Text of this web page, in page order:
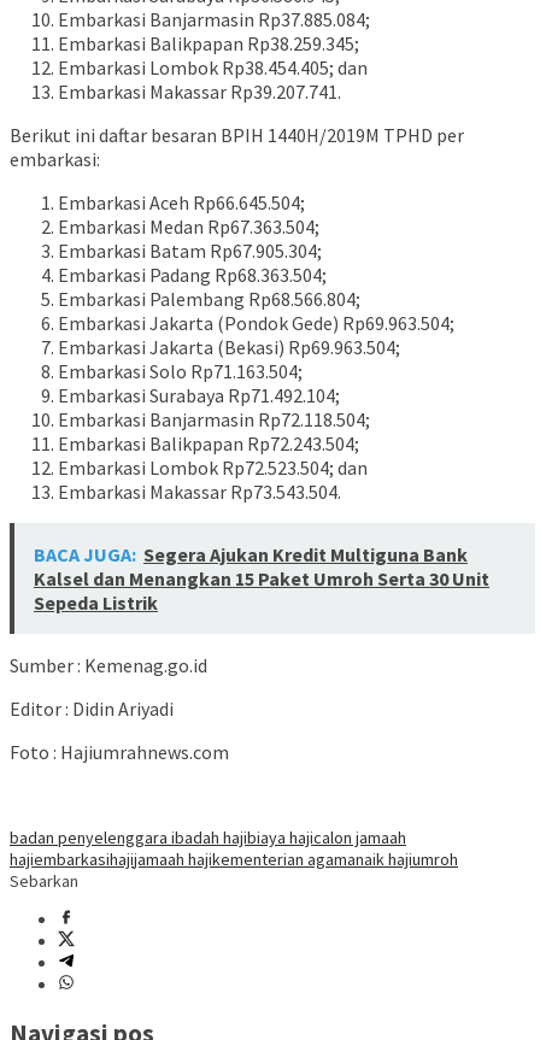
Embarkasi Banjarmasin Rp37.885.084;
Embarkasi Balikpapan Rp38.259.345;
Embarkasi Lombok Rp38.454.405; dan
Embarkasi Makassar Rp39.207.741.
Berikut ini daftar besaran BPIH 1440H/2019M TPHD per
embarkasi:
Embarkasi Aceh Rp66.645.504;
Embarkasi Medan Rp67.363.504;
Embarkasi Batam Rp67.905.304;
Embarkasi Padang Rp68.363.504;
Embarkasi Palembang Rp68.566.804;
Embarkasi Jakarta (Pondok Gede) Rp69.963.504;
Embarkasi Jakarta (Bekasi) Rp69.963.504;
Embarkasi Solo Rp71.163.504;
Embarkasi Surabaya Rp71.492.104;
Embarkasi Banjarmasin Rp72.118.504;
Embarkasi Balikpapan Rp72.243.504;
Embarkasi Lombok Rp72.523.504; dan
Embarkasi Makassar Rp73.543.504.
BACA JUGA: Segera Ajukan Kredit Multiguna Bank
Kalsel dan Menangkan 15 Paket Umroh Serta 30 Unit
Sepeda Listrik
Sumber : Kemenag.go.id
Editor : Didin Ariyadi
Foto : Hajiumrahnews.com
badan penyelenggara ibadah hajibiaya hajicalon jamaah
hajiembarkasihajijamaah hajikementerian agamanaik hajiumroh
Sebarkan
Navigasi pos